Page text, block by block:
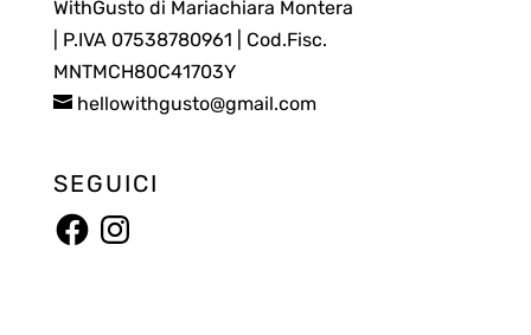
WithGusto di Mariachiara Montera
| P.IVA 07538780961 | Cod.Fisc.
MNTMCH80C41703Y
hellowithgusto@gmail.com
SEGUICI
FacebookInstagram